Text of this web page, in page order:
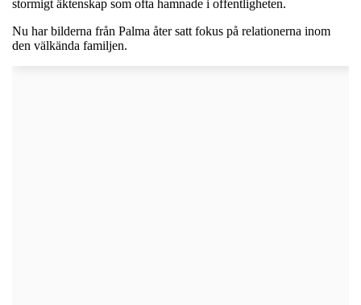
stormigt äktenskap som ofta hamnade i offentligheten.
Nu har bilderna från Palma åter satt fokus på relationerna inom
den välkända familjen.